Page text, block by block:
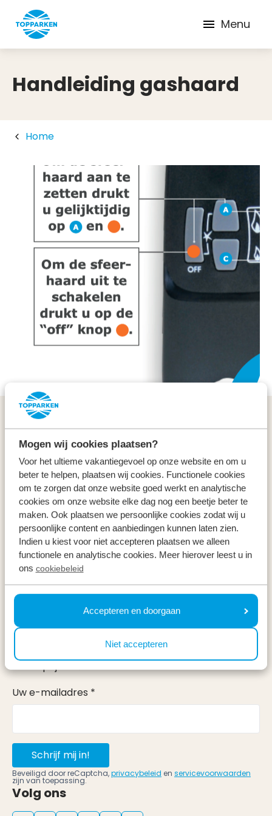
Mogen wij cookies plaatsen?
Voor het ultieme vakantiegevoel op onze website en om u
beter te helpen, plaatsen wij cookies. Functionele cookies
om te zorgen dat onze website goed werkt en analytische
cookies om onze website elke dag nog een beetje beter te
maken. Ook plaatsen we persoonlijke cookies zodat wij u
persoonlijke content en aanbiedingen kunnen laten zien.
Indien u kiest voor niet accepteren plaatsen we alleen
functionele en analytische cookies. Meer hierover leest u in
ons cookiebeleid
Accepteren en doorgaan
Niet accepteren
Menu
Handleiding gashaard
Home
Algemeen
Service & contact
Types
Specials
Vakantieperiodes
Op vakantie
Meld u aan voor onze nieuwsbrief
Ontvang, net als 100.000 anderen, inspiratie over de
mooiste omgevingen, fijnste weekenden weg en de
beste prijzen ⤵
Uw e-mailadres *
Schrijf mij in!
Beveiligd door reCaptcha,privacybeleid en servicevoorwaarden
zijn van toepassing.
Volg ons